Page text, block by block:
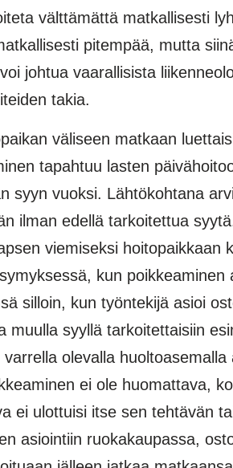
välttämättä matkallisesti
pitempää, mutta
johtua vaarallisista
takia.
väliseen matkaan
tapahtuu lasten
syyn vuoksi. Lähtökohtana
ilman edellä tarkoitettua
viemiseksi hoitopaikkaan
kun
silloin, kun työntekijä asioi
syyllä tarkoitettaisiin
olevalla
ei ole huomattava,
ei ulottuisi itse sen tehtävän
asiointiin ruokakaupassa,